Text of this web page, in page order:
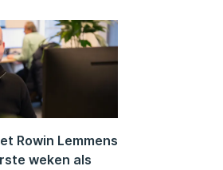
Rowin Lemmens
weken als